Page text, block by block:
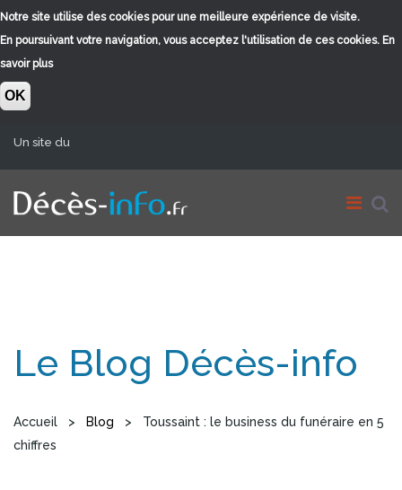
Notre site utilise des cookies pour une meilleure expérience de visite.
En poursuivant votre navigation, vous acceptez l'utilisation de ces cookies. En
savoir plus
OK
Aller au contenu principal
Un site du
Le Blog Décès-info
Vous êtes ici
Accueil > Blog >
Toussaint : le business du funéraire en 5
chiffres